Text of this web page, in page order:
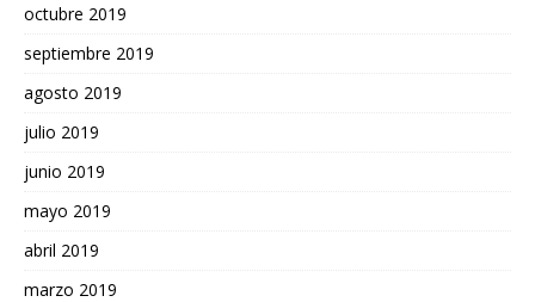
octubre 2019
septiembre 2019
agosto 2019
julio 2019
junio 2019
mayo 2019
abril 2019
marzo 2019